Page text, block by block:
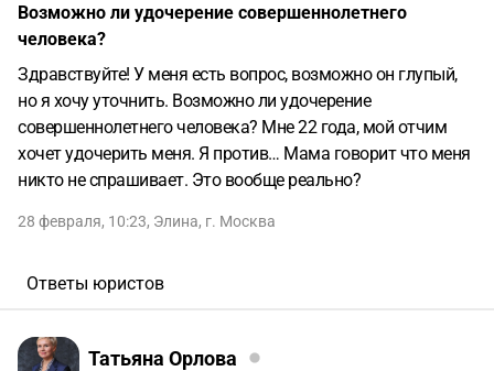
Возможно ли удочерение совершеннолетнего
человека?
Здравствуйте! У меня есть вопрос, возможно он глупый,
но я хочу уточнить. Возможно ли удочерение
совершеннолетнего человека? Мне 22 года, мой отчим
хочет удочерить меня. Я против… Мама говорит что меня
никто не спрашивает. Это вообще реально?
28 февраля, 10:23, Элина, г. Москва
Ответы юристов
Татьяна Орлова